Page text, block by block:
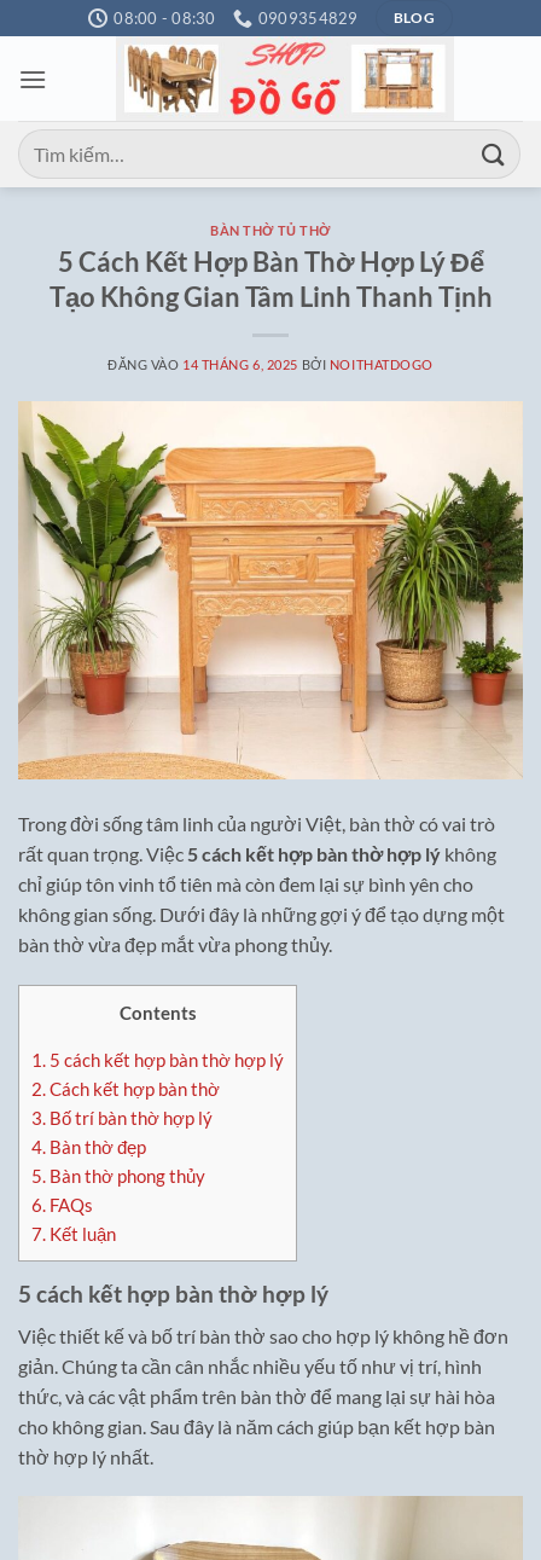
qua
nội
08:00 - 08:30 0909354829 BLOG
Tìm
kiếm:
BÀN THỜ TỦ THỜ
5 Cách Kết Hợp Bàn Thờ Hợp Lý Để
Tạo Không Gian Tâm Linh Thanh Tịnh
ĐĂNG VÀO 14 THÁNG 6, 2025 BỞI NOITHATDOGO
Trong đời sống tâm linh của người Việt, bàn thờ có vai trò
rất quan trọng. Việc5 cách kết hợp bàn thờ hợp lý không
chỉ giúp tôn vinh tổ tiên mà còn đem lại sự bình yên cho
không gian sống. Dưới đây là những gợi ý để tạo dựng một
bàn thờ vừa đẹp mắt vừa phong thủy.
Contents
1. 5 cách kết hợp bàn thờ hợp lý
2.Cách kết hợp bàn thờ
3. Bố trí bàn thờ hợp lý
4. Bàn thờ đẹp
5. Bàn thờ phong thủy
6. FAQs
7. Kết luận
5 cách kết hợp bàn thờ hợp lý
Việc thiết kế và bố trí bàn thờ sao cho hợp lý không hề đơn
giản. Chúng ta cần cân nhắc nhiều yếu tố như vị trí, hình
thức, và các vật phẩm trên bàn thờ để mang lại sự hài hòa
cho không gian. Sau đây là năm cách giúp bạn kết hợp bàn
thờ hợp lý nhất.